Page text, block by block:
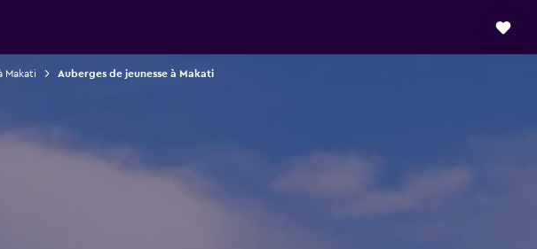
Makati Auberges de jeunesse à Makati